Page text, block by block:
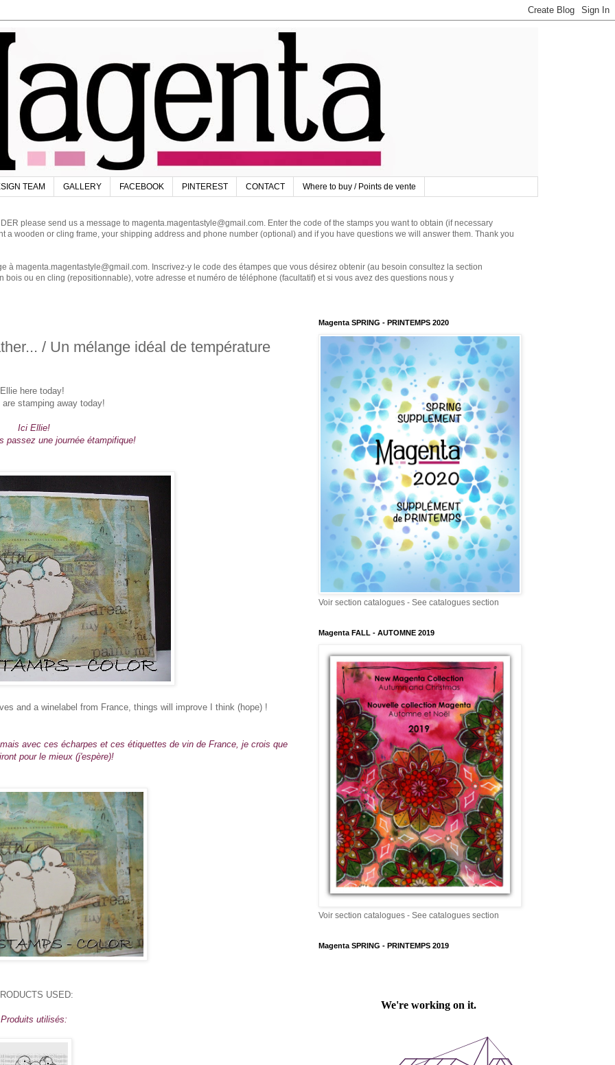
TEAM GALLERY FACEBOOK PINTEREST CONTACT Where to buy / Points de vente
please send us a message to magenta.magentastyle@gmail.com. Enter the code of the stamps you want to obtain (if necessary
a wooden or cling frame, your shipping address and phone number (optional) and if you have questions we will answer them. Thank you
à magenta.magentastyle@gmail.com. Inscrivez-y le code des étampes que vous désirez obtenir (au besoin consultez la section
ou en cling (repositionnable), votre adresse et numéro de téléphone (facultatif) et si vous avez des questions nous y
/ Un mélange idéal de température
Ellie here today!
are stamping away today!
Ici Ellie!
passez une journée étampifique!
and a winelabel from France, things will improve I think (hope) !
avec ces écharpes et ces étiquettes de vin de France, je crois que
pour le mieux (j'espère)!
USED:
Produits utilisés:
Magenta SPRING - PRINTEMPS 2020
Voir section catalogues - See catalogues section
Magenta FALL - AUTOMNE 2019
Voir section catalogues - See catalogues section
Magenta SPRING - PRINTEMPS 2019